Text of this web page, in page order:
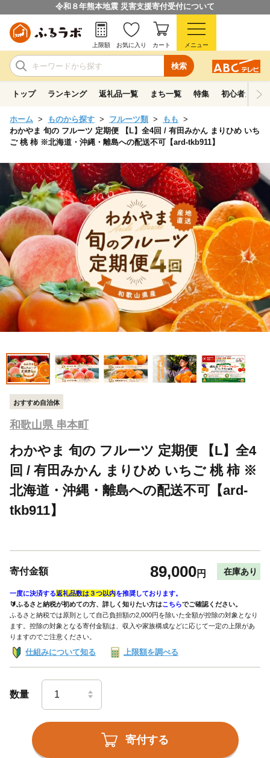
令和８年熊本地震 災害支援寄付受付について
検索
上限額 お気に入り カート メニュー
トップ ランキング 返礼品一覧 まち一覧 特集 初心者ガイド
ホーム ものから探す フルーツ類
もも
わかやま 旬の フルーツ 定期便 【L】全4回 / 有田みかん まりひめ いち
ご 桃 柿 ※北海道・沖縄・離島への配送不可【ard-tkb911】
おすすめ自治体
和歌山県 串本町
わかやま 旬の フルーツ 定期便 【L】全4
回 / 有田みかん まりひめ いちご 桃 柿 ※
北海道・沖縄・離島への配送不可【ard-
tkb911】
寄付金額 89,000円 在庫あり
一度に決済する返礼品数は３つ以内を推奨しております。
🔰ふるさと納税が初めての方、詳しく知りたい方はこちらでご確認ください。
ふるさと納税では原則として自己負担額の2,000円を除いた全額が控除の対象となり
ます。控除の対象となる寄付金額は、収入や家族構成などに応じて一定の上限があ
りますのでご注意ください。
仕組みについて知る 上限額を調べる
数量
寄付する